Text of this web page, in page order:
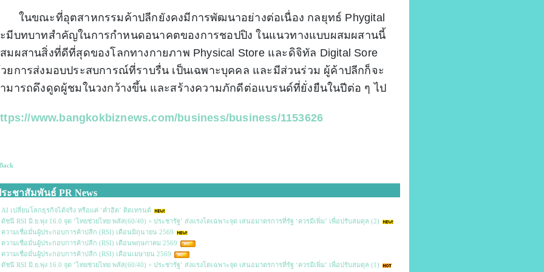
ในขณะที่อุตสาหกรรมค้าปลีกยังคงมีการพัฒนาอย่างต่อเนื่อง กลยุทธ์ Phygital
มีบทบาทสำคัญในการกำหนดอนาคตของการชอปปิง ในแนวทางแบบผสมผสานนี้
มผสานสิ่งที่ดีที่สุดของโลกทางกายภาพ Physical Store และดิจิทัล Digital Sore
ยการส่งมอบประสบการณ์ที่ราบรื่น เป็นเฉพาะบุคคล และมีส่วนร่วม ผู้ค้าปลีกก็จะ
มารถดึงดูดผู้ชมในวงกว้างขึ้น และสร้างความภักดีต่อแบรนด์ที่ยั่งยืนในปีต่อ ๆ ไป
www.bangkokbiznews.com/business/business/1153626
ะชาสัมพันธ์ PR News
AI เปลี่ยนโลกธุรกิจได้จริง หรือแค่ ‘คำฮิต’ ติดเทรนด์
ดัชนี RSI มิ.ย.พุ่ง 16.0 จุด ‘ไทยช่วยไทย พลัส(60/40) + ประชารัฐ’ ส่งแรงโตเฉพาะจุด เสนอมาตรการที่รัฐ ‘ควรมีเพิ่ม’ เพื่อปรับสมดุล (2)
ความเชื่อมั่นผู้ประกอบการค้าปลีก (RSI) เดือนมิถุนายน 2569
ความเชื่อมั่นผู้ประกอบการค้าปลีก (RSI) เดือนพฤษภาคม 2569
ความเชื่อมั่นผู้ประกอบการค้าปลีก (RSI) เดือนเมษายน 2569
ดัชนี RSI มิ.ย.พุ่ง 16.0 จุด ‘ไทยช่วยไทย พลัส(60/40) + ประชารัฐ’ ส่งแรงโตเฉพาะจุด เสนอมาตรการที่รัฐ ‘ควรมีเพิ่ม’ เพื่อปรับสมดุล (1)